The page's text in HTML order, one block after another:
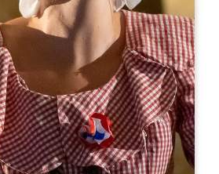
En
Cassat
Route de Montagne
PUISSEGUIN